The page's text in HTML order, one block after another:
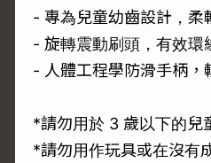
- 專為兒童幼齒設計，柔
- 旋轉震動刷頭，有效環
- 人體工程學防滑手柄，
*請勿用於 3 歲以下的兒
*請勿用作玩具或在沒有